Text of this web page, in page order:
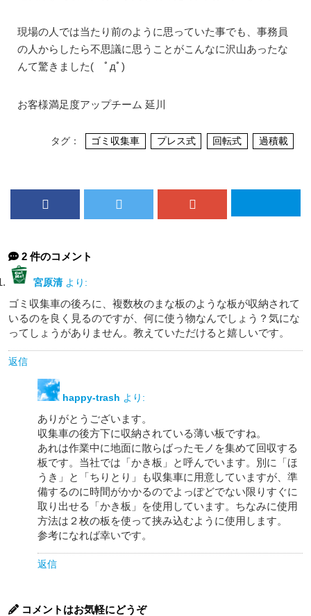
現場の人では当たり前のように思っていた事でも、事務員
の人からしたら不思議に思うことがこんなに沢山あったな
んて驚きました( ﾟдﾟ)
お客様満足度アップチーム 延川
タグ： ゴミ収集車 プレス式 回転式 過積載
2 件のコメント
宮原清 より:
ゴミ収集車の後ろに、複数枚のまな板のような板が収納されて
いるのを良く見るのですが、何に使う物なんでしょう？気にな
ってしょうがありません。教えていただけると嬉しいです。
返信
happy-trash より:
ありがとうございます。
収集車の後方下に収納されている薄い板ですね。
あれは作業中に地面に散らばったモノを集めて回収する
板です。当社では「かき板」と呼んでいます。別に「ほ
うき」と「ちりとり」も収集車に用意していますが、準
備するのに時間がかかるのでよっぽどでない限りすぐに
取り出せる「かき板」を使用しています。ちなみに使用
方法は２枚の板を使って挟み込むように使用します。
参考になれば幸いです。
返信
コメントはお気軽にどうぞ